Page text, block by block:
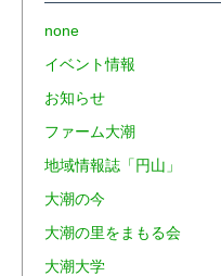
none
イベント情報
お知らせ
ファーム大潮
地域情報誌「円山」
大潮の今
大潮の里をまもる会
大潮大学